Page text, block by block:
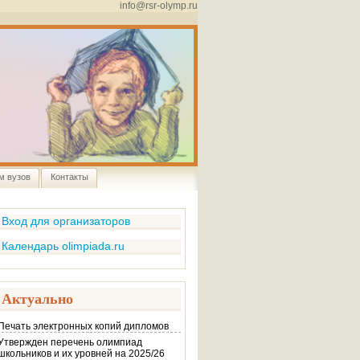
info@rsr-olymp.ru
вузов Контакты
Вход для организаторов
Календарь olimpiada.ru
Актуально
Печать электронных копий дипломов
перечень олимпиад
и их уровней на 2025/26